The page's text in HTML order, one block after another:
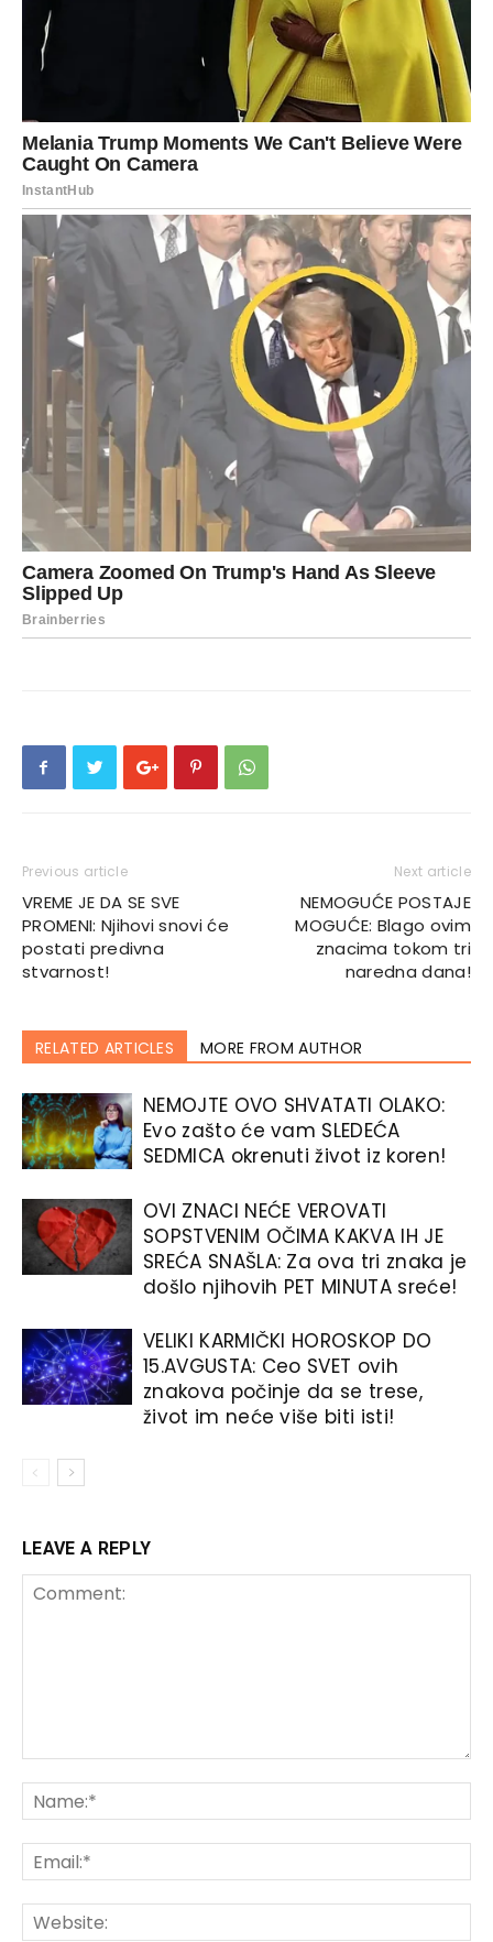
Previous article
VREME JE DA SE SVE
PROMENI: Njihovi snovi će
postati predivna
stvarnost!
Next article
NEMOGUĆE POSTAJE
MOGUĆE: Blago ovim
znacima tokom tri
naredna dana!
RELATED ARTICLES MORE FROM AUTHOR
NEMOJTE OVO SHVATATI OLAKO:
Evo zašto će vam SLEDEĆA
SEDMICA okrenuti život iz koren!
OVI ZNACI NEĆE VEROVATI
SOPSTVENIM OČIMA KAKVA IH JE
SREĆA SNAŠLA: Za ova tri znaka je
došlo njihovih PET MINUTA sreće!
VELIKI KARMIČKI HOROSKOP DO
15.AVGUSTA: Ceo SVET ovih
znakova počinje da se trese,
život im neće više biti isti!
LEAVE A REPLY